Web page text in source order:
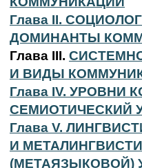
Глава II.
ДОМИНАНТЫ
Глава III.
И ВИДЫ
Глава IV. УРОВНИ
СЕМИОТИЧЕСКИЙ
Глава V.
И
(МЕТАЯЗЫКОВОЙ)